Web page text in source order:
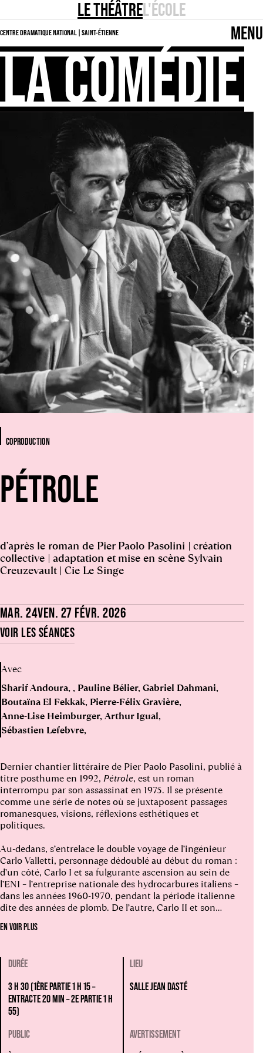
LE THÉÂTREL'ÉCOLE
CENTRE DRAMATIQUE NATIONAL | SAINT-ÉTIENNE MENU
COPRODUCTION
PÉTROLE
d’après le roman de Pier Paolo Pasolini | création
collective | adaptation et mise en scène Sylvain
Creuzevault | Cie Le Singe
MAR. 24VEN. 27 FÉVR. 2026
VOIR LES SÉANCES
Avec
Sharif Andoura
Pauline Bélier Gabriel Dahmani
Boutaïna El Fekkak Pierre-Félix Gravière
Anne-Lise Heimburger Arthur Igual
Sébastien Lefebvre
Dernier chantier littéraire de Pier Paolo Pasolini, publié à
titre posthume en 1992, Pétrole, est un roman
interrompu par son assassinat en 1975. Il se présente
comme une série de notes où se juxtaposent passages
romanesques, visions, réflexions esthétiques et
politiques.
Au-dedans, s’entrelace le double voyage de l’ingénieur
Carlo Valletti, personnage dédoublé au début du roman :
d’un côté, Carlo I et sa fulgurante ascension au sein de
l’ENI – l’entreprise nationale des hydrocarbures italiens –
dans les années 1960-1970, pendant la période italienne
dite des années de plomb. De l’autre, Carlo II et son
interdits.
Après
et
fascisme)
, Sylvain Creuzevault aborde l’oeuvre de Pasolini
avec l’ambition d’en exhausser l’effroi et les rires, par un
théâtre qui, lui aussi, se construit à partir d’éléments
composites.
cabajoutis », métaphore revendiquée de son théâtre : ces
cabanes constituées d’éléments dissemblables, dont la
EN VOIR PLUS
DURÉE
3 H 30 (1ÈRE PARTIE 1 H 15 –
ENTRACTE 20 MIN – 2E PARTIE 1 H
55)
LIEU
SALLE JEAN DASTÉ
PUBLIC
AVERTISSEMENT